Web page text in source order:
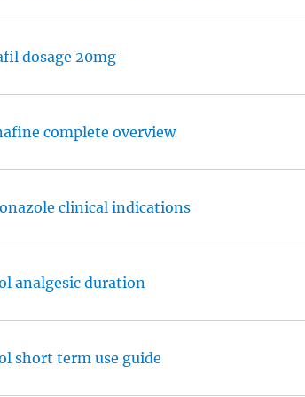
dosage 20mg
complete overview
clinical indications
analgesic duration
short term use guide